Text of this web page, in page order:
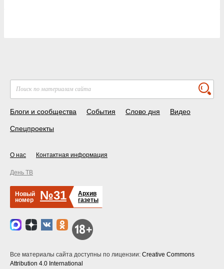
Блоги и сообщества События Слово дня Видео
Спецпроекты
О нас Контактная информация
День ТВ
Новый
номер
№31
Архив
газеты
Все материалы сайта доступны по лицензии: Creative Commons
Attribution 4.0 International